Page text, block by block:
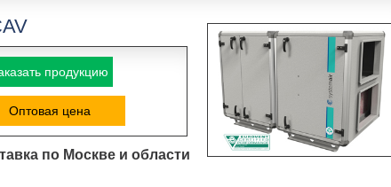
продукцию
Оптовая цена
по Москве и области